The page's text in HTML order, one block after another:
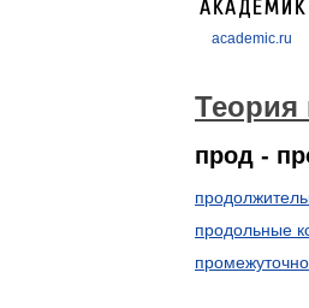
academic.ru
прод -
продольные